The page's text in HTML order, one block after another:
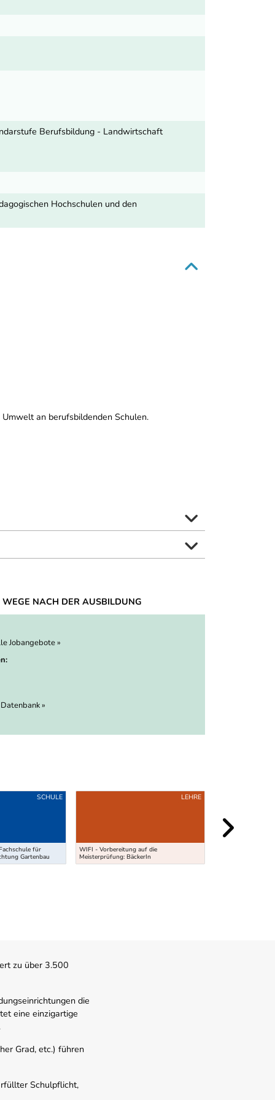
Berufsbildung - Landwirtschaft
Hochschulen und den
an berufsbildenden Schulen.
WEGE NACH DER AUSBILDUNG
Jobangebote »
»
für
Gartenbau
SCHULE
WIFI - Vorbereitung auf die
Meisterprüfung: BäckerIn
LEHRE
zu über 3.500
die
eine einzigartige
Grad, etc.) führen
Schulpflicht,